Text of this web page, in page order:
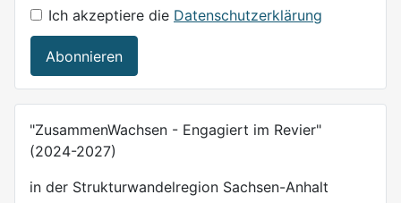
Ich akzeptiere die Datenschutzerklärung
Abonnieren
"ZusammenWachsen - Engagiert im Revier"
(2024-2027)
in der Strukturwandelregion Sachsen-Anhalt